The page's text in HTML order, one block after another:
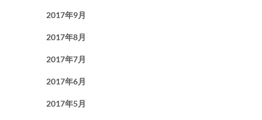
2017年9月
2017年8月
2017年7月
2017年6月
2017年5月